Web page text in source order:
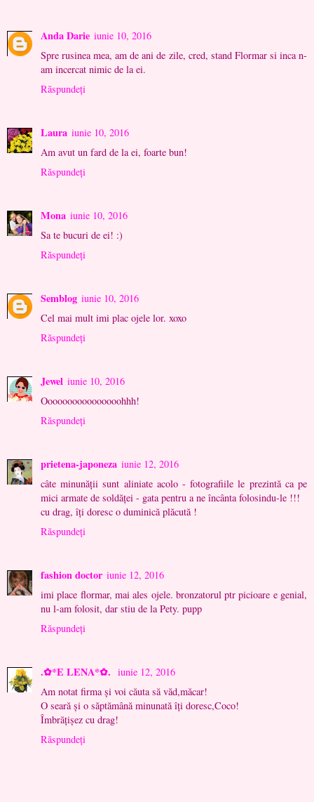
Anda Darie iunie 10, 2016
Spre rusinea mea, am de ani de zile, cred, stand Flormar si inca n-
am incercat nimic de la ei.
Răspundeți
Laura iunie 10, 2016
Am avut un fard de la ei, foarte bun!
Răspundeți
Mona iunie 10, 2016
Sa te bucuri de ei! :)
Răspundeți
Semblog iunie 10, 2016
Cel mai mult imi plac ojele lor. xoxo
Răspundeți
Jewel iunie 10, 2016
Oooooooooooooooohhh!
Răspundeți
prietena-japoneza iunie 12, 2016
câte minunăţii sunt aliniate acolo - fotografiile le prezintă ca pe
mici armate de soldăţei - gata pentru a ne încânta folosindu-le !!!
cu drag, îţi doresc o duminică plăcută !
Răspundeți
fashion doctor iunie 12, 2016
imi place flormar, mai ales ojele. bronzatorul ptr picioare e genial,
nu l-am folosit, dar stiu de la Pety. pupp
Răspundeți
.✿*E LENA*✿. iunie 12, 2016
Am notat firma și voi căuta să văd,măcar!
O seară și o săptămână minunată îți doresc,Coco!
Îmbrățișez cu drag!
Răspundeți